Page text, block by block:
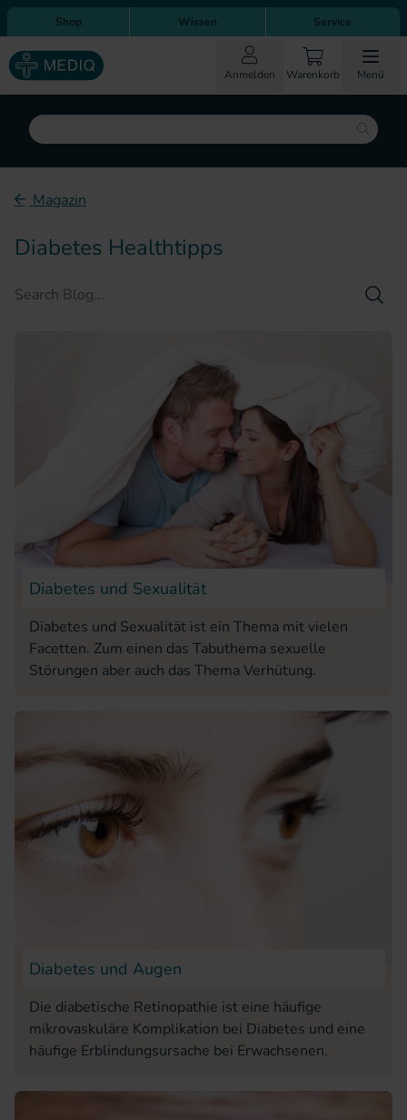
Direkt zum Inhalt
Direkt zur Hauptnavigation
Shop Wissen Service
Anmelden Warenkorb Menü
Suche
Magazin
Diabetes Healthtipps
Diabetes und Sexualität
Diabetes und Sexualität ist ein Thema mit vielen
Facetten. Zum einen das Tabuthema sexuelle
Störungen aber auch das Thema Verhütung.
Diabetes und Augen
Die diabetische Retinopathie ist eine häufige
mikrovaskuläre Komplikation bei Diabetes und eine
häufige Erblindungsursache bei Erwachsenen.